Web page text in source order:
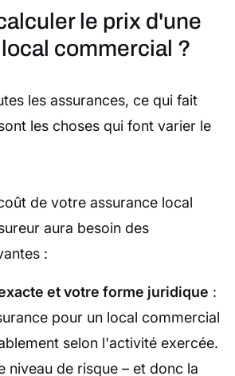
le prix d'une
commercial ?
les assurances, ce qui fait
les choses qui font varier le
de votre assurance local
aura besoin des
:
et votre forme juridique :
pour un local commercial
selon l'activité exercée.
niveau de risque – et donc la